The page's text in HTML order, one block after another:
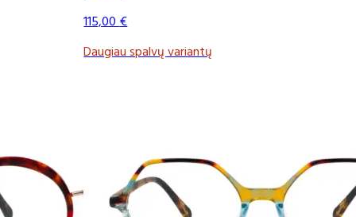
115,00€
Daugiau spalvų variantų